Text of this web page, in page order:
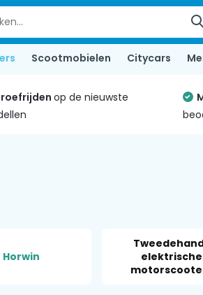
Scootmobielen Citycars
op de nieuwste
Horwin
elektrische